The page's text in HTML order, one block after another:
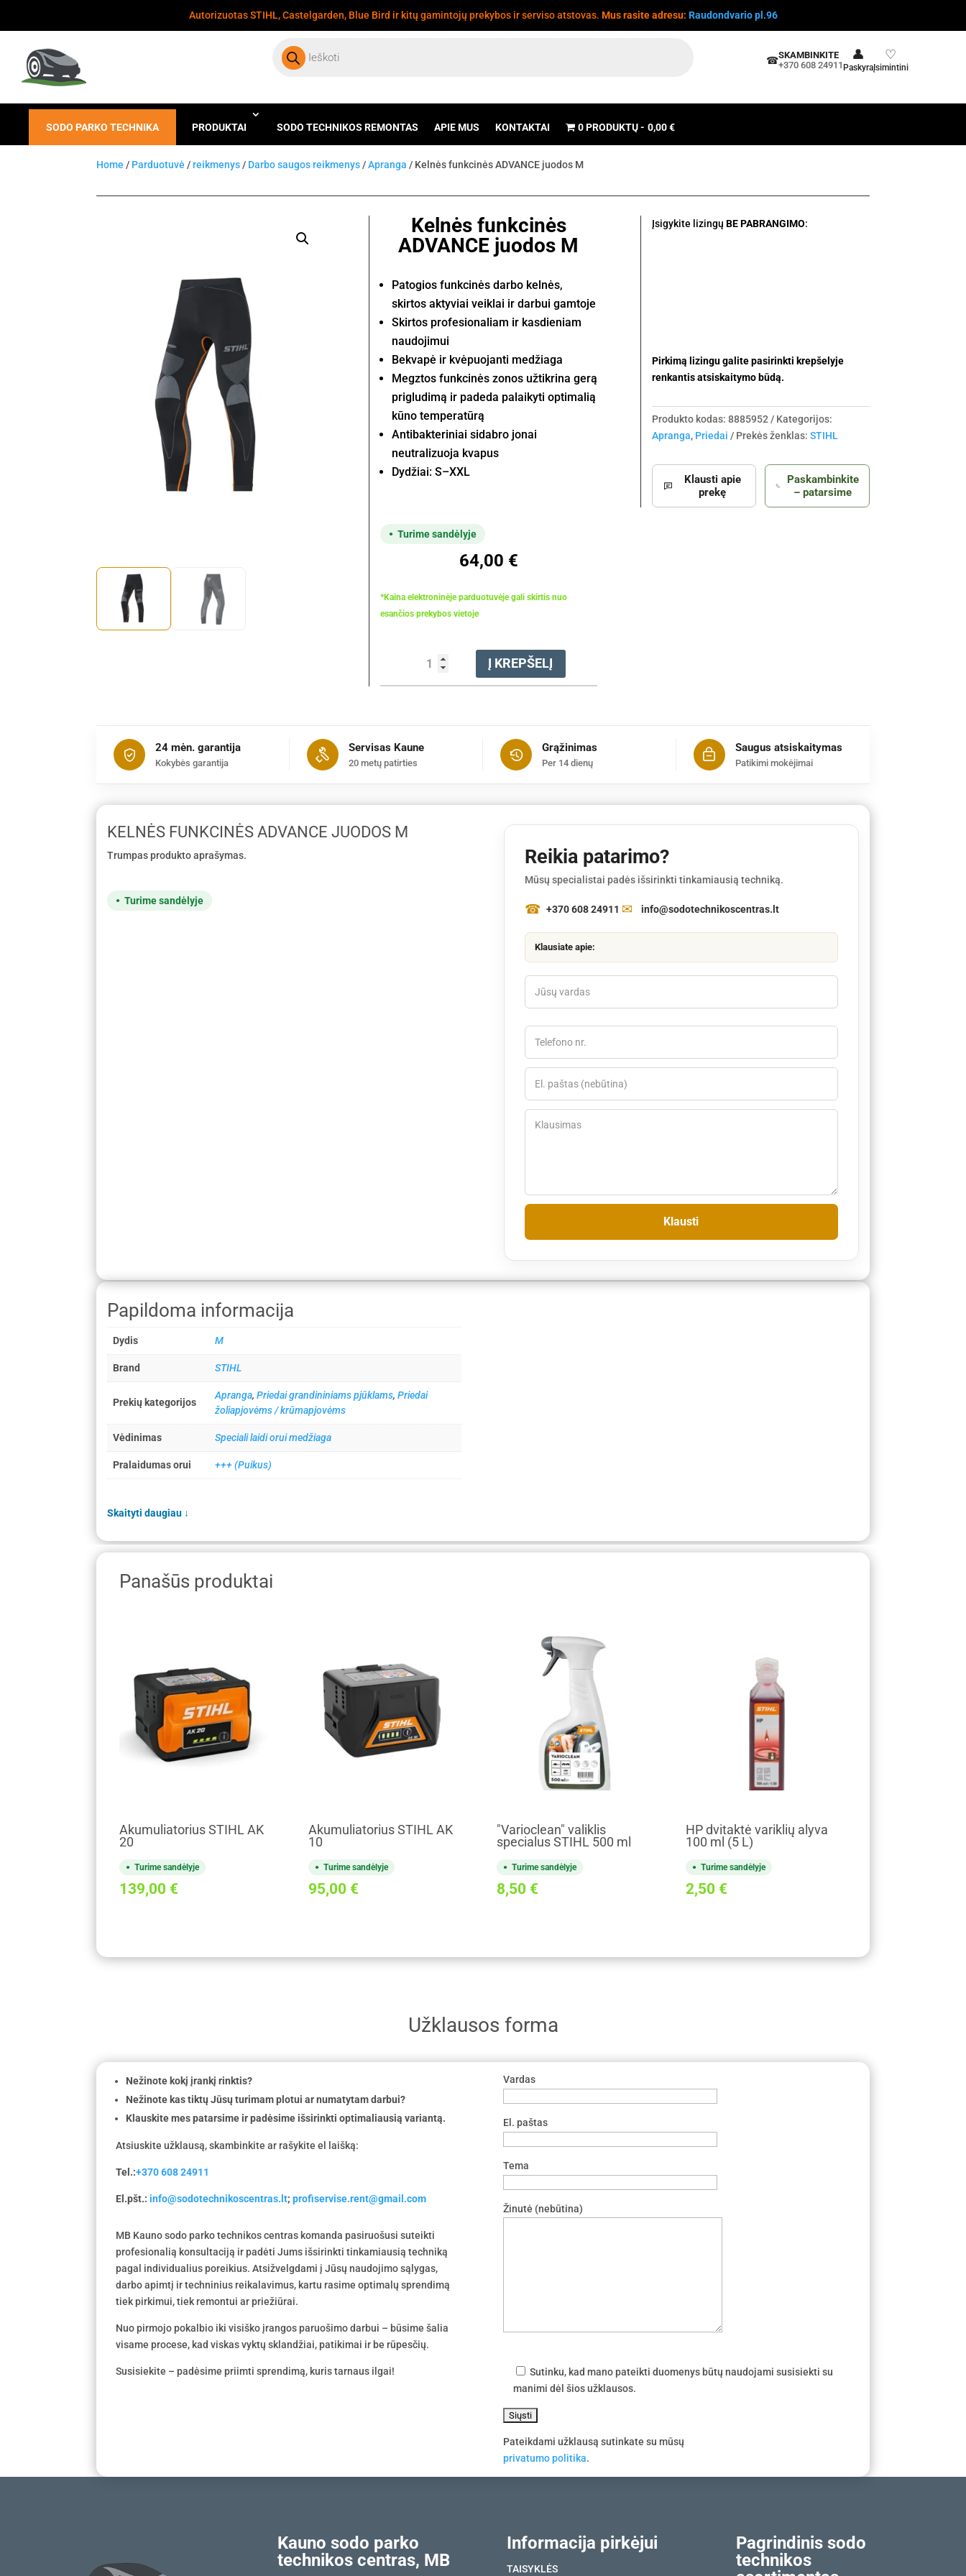
Autorizuotas STIHL, Castelgarden, Blue Bird ir kitų gamintojų prekybos ir serviso atstovas. Mus rasite adresu: Raudondvario pl.96
search
☎SKAMBINKITE
+370 608 24911
👤
Paskyra
♡
Įsimintini
SODO PARKO TECHNIKA PRODUKTAI SODO TECHNIKOS REMONTAS APIE MUS KONTAKTAI 0 PRODUKTŲ 0,00 €
Home / Parduotuvė /reikmenys / Darbo saugos reikmenys /Apranga / Kelnės funkcinės ADVANCE juodos M
Kelnės funkcinės
ADVANCE juodos M
Patogios funkcinės darbo kelnės,
skirtos aktyviai veiklai ir darbui gamtoje
Skirtos profesionaliam ir kasdieniam
naudojimui
Bekvapė ir kvėpuojanti medžiaga
Megztos funkcinės zonos užtikrina gerą
prigludimą ir padeda palaikyti optimalią
kūno temperatūrą
Antibakteriniai sidabro jonai
neutralizuoja kvapus
Dydžiai: S–XXL
Turime sandėlyje
64,00 €
*Kaina elektroninėje parduotuvėje gali skirtis nuo
esančios prekybos vietoje
kiekis:
Kelnės
M
Į KREPŠELĮ
Įsigykite lizingų BE PABRANGIMO:
Pirkimą lizingu galite pasirinkti krepšelyje
renkantis atsiskaitymo būdą.
Produkto kodas: 8885952
Kategorijos:
Apranga, Priedai Prekės ženklas: STIHL
Klausti apie
prekę
Paskambinkite
– patarsime
24 mėn. garantija
Kokybės garantija
Servisas Kaune
20 metų patirties
Grąžinimas
Per 14 dienų
Saugus atsiskaitymas
Patikimi mokėjimai
KELNĖS FUNKCINĖS ADVANCE JUODOS M
Trumpas produkto aprašymas.
Turime sandėlyje
Reikia patarimo?
Mūsų specialistai padės išsirinkti tinkamiausią techniką.
+370 608 24911 info@sodotechnikoscentras.lt
Klausiate apie:
Papildoma informacija
Dydis M
Brand STIHL
Prekių kategorijos
Apranga,Priedai grandininiams pjūklams,Priedai
žoliapjovėms / krūmapjovėms
Vėdinimas Speciali laidi orui medžiaga
Pralaidumas orui +++ (Puikus)
Skaityti daugiau ↓
Panašūs produktai
Akumuliatorius STIHL AK
20
Turime sandėlyje
139,00 €
Akumuliatorius STIHL AK
10
Turime sandėlyje
95,00 €
"Varioclean" valiklis
specialus STIHL 500 ml
Turime sandėlyje
8,50 €
HP dvitaktė variklių alyva
100 ml (5 L)
Turime sandėlyje
2,50 €
Užklausos forma
Nežinote kokį įrankį rinktis?
Nežinote kas tiktų Jūsų turimam plotui ar numatytam darbui?
Klauskite mes patarsime ir padėsime išsirinkti optimaliausią variantą.
Atsiuskite užklausą, skambinkite ar rašykite el laišką:
Tel.:+370 608 24911
El.pšt.:info@sodotechnikoscentras.lt;profiservise.rent@gmail.com
MB Kauno sodo parko technikos centras komanda pasiruošusi suteikti
profesionalią konsultaciją ir padėti Jums išsirinkti tinkamiausią techniką
pagal individualius poreikius. Atsižvelgdami į Jūsų naudojimo sąlygas,
darbo apimtį ir techninius reikalavimus, kartu rasime optimalų sprendimą
tiek pirkimui, tiek remontui ar priežiūrai.
Nuo pirmojo pokalbio iki visiško įrangos paruošimo darbui – būsime šalia
visame procese, kad viskas vyktų sklandžiai, patikimai ir be rūpesčių.
Susisiekite – padėsime priimti sprendimą, kuris tarnaus ilgai!
Vardas
El. paštas
Tema
Žinutė (nebūtina)
Sutinku, kad mano pateikti duomenys būtų naudojami susisiekti su
manimi dėl šios užklausos.
Pateikdami užklausą sutinkate su mūsų
privatumo politika.
Kauno sodo parko
technikos centras, MB
Informacija pirkėjui
TAISYKLĖS
Pagrindinis sodo
technikos